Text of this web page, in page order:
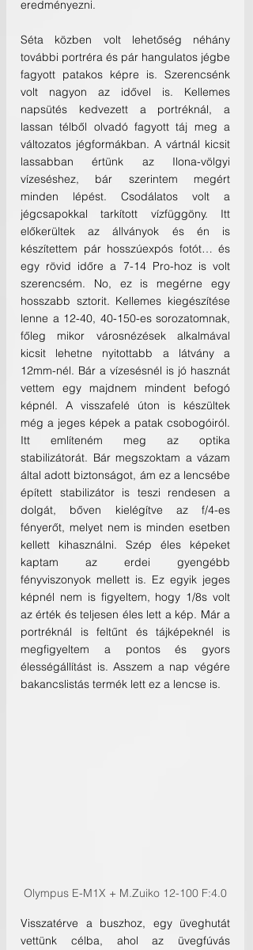
eredményezni.
Séta közben volt lehetőség néhány
további portréra és pár hangulatos jégbe
fagyott patakos képre is. Szerencsénk
volt nagyon az idővel is. Kellemes
napsütés kedvezett a portréknál, a
lassan télből olvadó fagyott táj meg a
változatos jégformákban. A vártnál kicsit
lassabban értünk az Ilona-völgyi
vízeséshez, bár szerintem megért
minden lépést. Csodálatos volt a
jégcsapokkal tarkított vízfüggöny. Itt
előkerültek az állványok és én is
készítettem pár hosszúexpós fotót… és
egy rövid időre a 7-14 Pro-hoz is volt
szerencsém. No, ez is megérne egy
hosszabb sztorit. Kellemes kiegészítése
lenne a 12-40, 40-150-es sorozatomnak,
főleg mikor városnézések alkalmával
kicsit lehetne nyitottabb a látvány a
12mm-nél. Bár a vízesésnél is jó hasznát
vettem egy majdnem mindent befogó
képnél. A visszafelé úton is készültek
még a jeges képek a patak csobogóiról.
Itt említeném meg az optika
stabilizátorát. Bár megszoktam a vázam
által adott biztonságot, ám ez a lencsébe
épített stabilizátor is teszi rendesen a
dolgát, bőven kielégítve az f/4-es
fényerőt, melyet nem is minden esetben
kellett kihasználni. Szép éles képeket
kaptam az erdei gyengébb
fényviszonyok mellett is. Ez egyik jeges
képnél nem is figyeltem, hogy 1/8s volt
az érték és teljesen éles lett a kép. Már a
portréknál is feltűnt és tájképeknél is
megfigyeltem a pontos és gyors
élességállítást is. Asszem a nap végére
bakancslistás termék lett ez a lencse is.
Olympus E-M1X + M.Zuiko 12-100 F:4.0
Visszatérve a buszhoz, egy üveghutát
vettünk célba, ahol az üvegfúvás